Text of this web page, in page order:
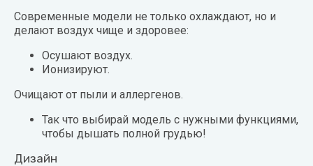
Современные модели не только охлаждают, но и
делают воздух чище и здоровее:
Осушают воздух.
Ионизируют.
Очищают от пыли и аллергенов.
Так что выбирай модель с нужными функциями,
чтобы дышать полной грудью!
Дизайн